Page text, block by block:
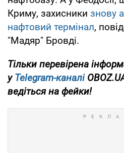
Криму, захисники знову
нафтовий термінал,
"Мадяр" Бровді.
Тільки перевірена
уTelegram-каналі
ведіться на фейки!